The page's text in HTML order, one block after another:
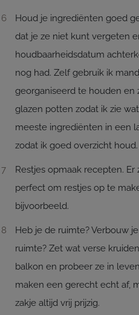
Houd je ingrediënten goed
dat je ze niet kunt vergeten
houdbaarheidsdatum
nog had. Zelf gebruik ik
georganiseerd te houden en
glazen potten zodat ik zie
meeste ingrediënten in een
zodat ik goed overzicht houd.
Restjes opmaak recepten.
perfect om restjes op te
bijvoorbeeld.
Heb je de ruimte? Verbouw
ruimte? Zet wat verse
balkon en probeer ze in
maken een gerecht echt af,
zakje altijd vrij prijzig.